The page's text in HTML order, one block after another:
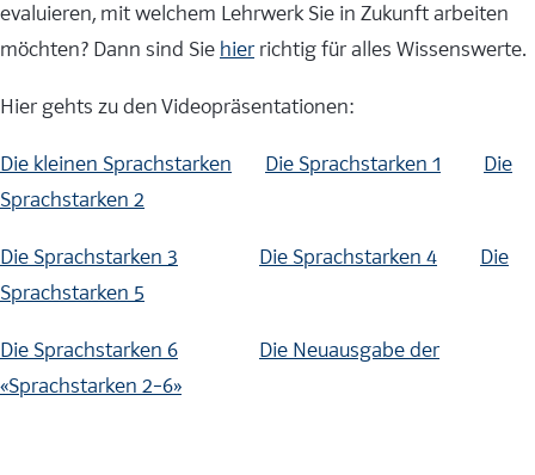
evaluieren, mit welchem Lehrwerk Sie in Zukunft arbeiten
möchten? Dann sind Sie hier richtig für alles Wissenswerte.
Hier gehts zu den Videopräsentationen:
Die kleinen Sprachstarken Die Sprachstarken 1
Die
Sprachstarken 2
Die Sprachstarken 3 Die Sprachstarken 4
Die
Sprachstarken 5
Die Sprachstarken 6
Die Neuausgabe der
«Sprachstarken 2–6»